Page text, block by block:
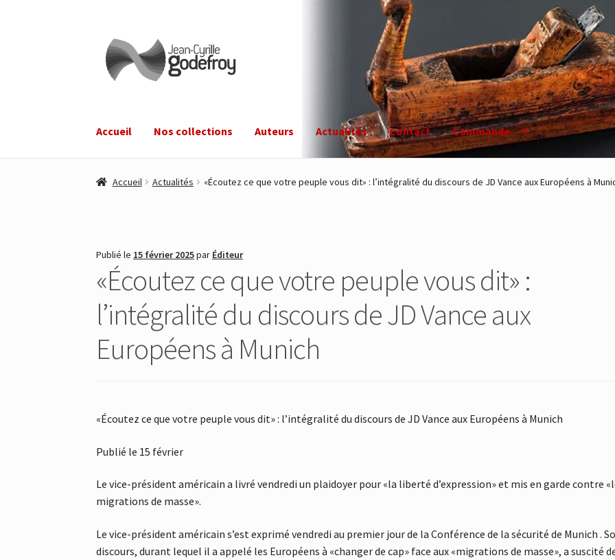
Aller
Aller
au
contenu
Accueil Nos collections Auteurs Actualités Contact Commande
Accueil Actualités «Écoutez ce que votre peuple vous dit» : l’intégralité du discours de JD Vance aux Européens à
Publié le 15 février 2025par Éditeur
«Écoutez ce que votre peuple vous dit» :
l’intégralité du discours de JD Vance aux
Européens à Munich
«Écoutez ce que votre peuple vous dit» : l’intégralité du discours de JD Vance aux Européens à Munich
Publié le 15 février
Le vice-président américain a livré vendredi un plaidoyer pour «la liberté d’expression» et mis en garde contre
migrations de masse».
Le vice-président américain s’est exprimé vendredi au premier jour de la Conférence de la sécurité de Munich .
discours, durant lequel il a appelé les Européens à «changer de cap» face aux «migrations de masse», a suscité